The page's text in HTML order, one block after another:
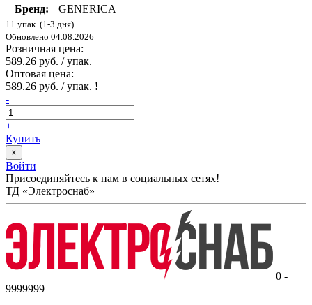
Бренд:
GENERICA
11 упак. (1-3 дня)
Обновлено 04.08.2026
Розничная цена:
589.26 руб. / упак.
Оптовая цена:
589.26 руб. / упак. !
-
+
Купить
×
Войти
Присоединяйтесь к нам в социальных сетях!
ТД «Электроснаб»
0 -
9999999